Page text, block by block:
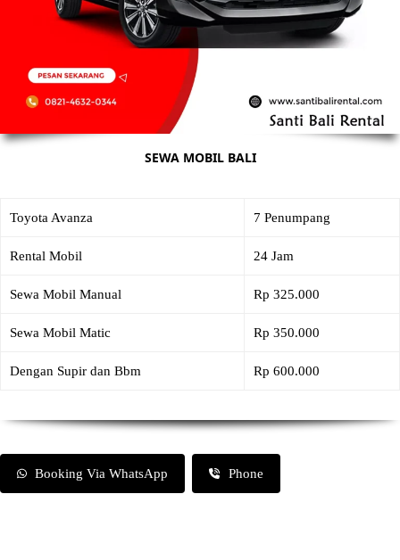
SEWA MOBIL BALI
Toyota Avanza 7 Penumpang
Rental Mobil 24 Jam
Sewa Mobil Manual Rp 325.000
Sewa Mobil Matic Rp 350.000
Dengan Supir dan Bbm Rp 600.000
Booking Via WhatsApp Phone